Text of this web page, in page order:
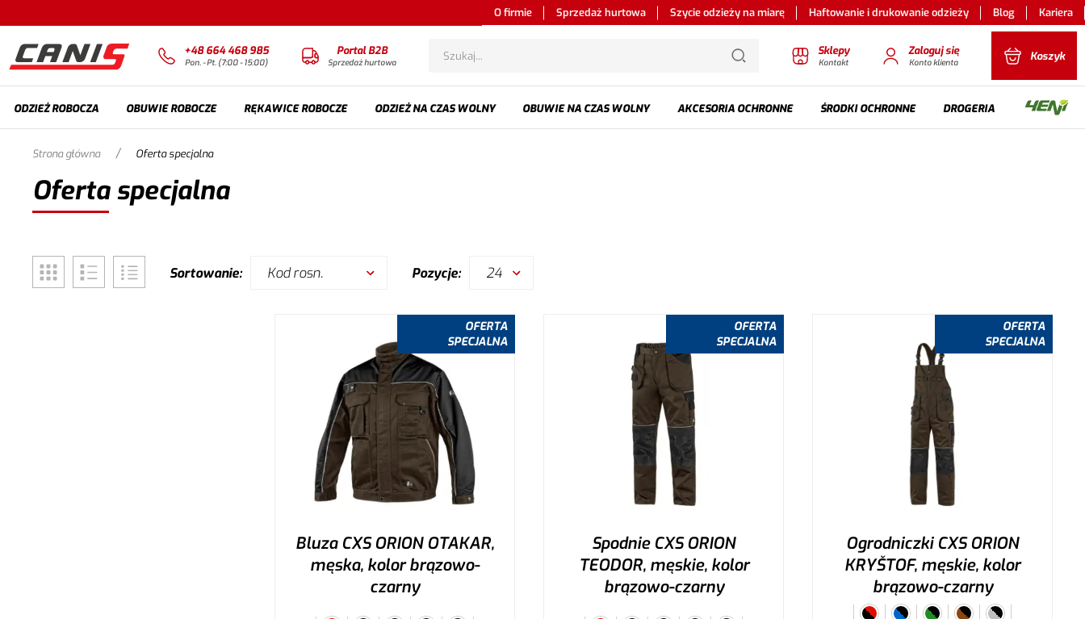
O firmie Sprzedaż hurtowa Szycie odzieży na miarę Haftowanie i drukowanie odzieży Blog Kariera
+48 664 468 985
Pon. - Pt. (7:00 - 15:00)
Portal B2B
Sprzedaż hurtowa
Sklepy
Kontakt
Zaloguj się
Konto klienta Koszyk
ODZIEŻ ROBOCZA OBUWIE ROBOCZE RĘKAWICE ROBOCZE ODZIEŻ NA CZAS WOLNY OBUWIE NA CZAS WOLNY AKCESORIA OCHRONNE ŚRODKI OCHRONNE DROGERIA
Strona główna / Oferta specjalna
Oferta specjalna
Sortowanie: Kod rosn. Pozycje: 24
OFERTA
SPECJALNA
Bluza CXS ORION OTAKAR,
męska, kolor brązowo-
czarny
OFERTA
SPECJALNA
Spodnie CXS ORION
TEODOR, męskie, kolor
brązowo-czarny
OFERTA
SPECJALNA
Ogrodniczki CXS ORION
KRYŠTOF, męskie, kolor
brązowo-czarny